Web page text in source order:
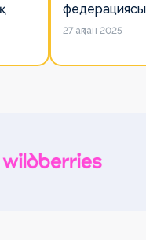
есімін
27 ақпан 2025